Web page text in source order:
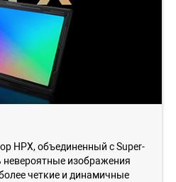
HPX, объединенный с Super-
невероятные изображения
четкие и динамичные